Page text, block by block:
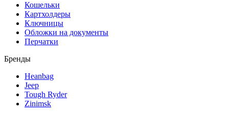
Кошельки
Картхолдеры
Ключницы
Обложки на документы
Перчатки
Бренды
Heanbag
Jeep
Tough Ryder
Zinimsk